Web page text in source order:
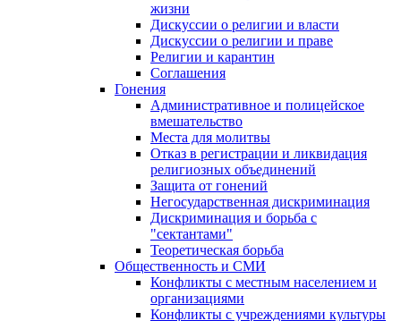
жизни
Дискуссии о религии и власти
Дискуссии о религии и праве
Религии и карантин
Соглашения
Гонения
Административное и полицейское
вмешательство
Места для молитвы
Отказ в регистрации и ликвидация
религиозных объединений
Защита от гонений
Негосударственная дискриминация
Дискриминация и борьба с
"сектантами"
Теоретическая борьба
Общественность и СМИ
Конфликты с местным населением и
организациями
Конфликты с учреждениями культуры